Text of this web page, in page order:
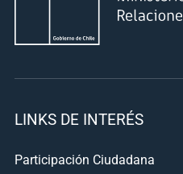
LINKS DE INTERÉS
Participación Ciudadana